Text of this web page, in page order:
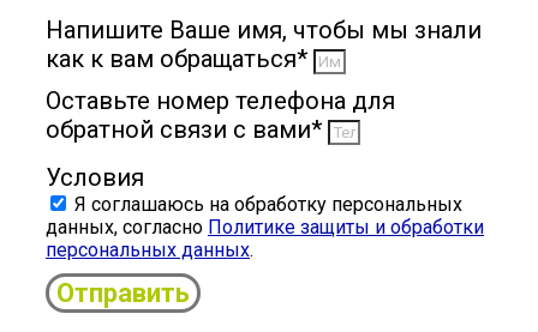
Напишите Ваше имя, чтобы мы знали
как к вам обращаться*
Оставьте номер телефона для
обратной связи с вами*
Условия
Я соглашаюсь на обработку персональных
данных, согласно Политике защиты и обработки
персональных данных.
Отправить